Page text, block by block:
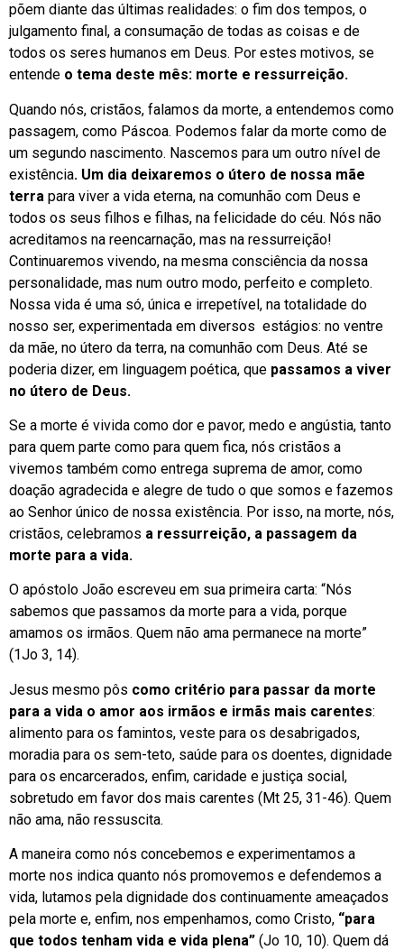
põem diante das últimas realidades: o fim dos tempos, o
julgamento final, a consumação de todas as coisas e de
todos os seres humanos em Deus. Por estes motivos, se
entende o tema deste mês: morte e ressurreição.
Quando nós, cristãos, falamos da morte, a entendemos como
passagem, como Páscoa. Podemos falar da morte como de
um segundo nascimento. Nascemos para um outro nível de
existência. Um dia deixaremos o útero de nossa mãe
terra para viver a vida eterna, na comunhão com Deus e
todos os seus filhos e filhas, na felicidade do céu. Nós não
acreditamos na reencarnação, mas na ressurreição!
Continuaremos vivendo, na mesma consciência da nossa
personalidade, mas num outro modo, perfeito e completo.
Nossa vida é uma só, única e irrepetível, na totalidade do
nosso ser, experimentada em diversos estágios: no ventre
da mãe, no útero da terra, na comunhão com Deus. Até se
poderia dizer, em linguagem poética, que passamos a viver
no útero de Deus.
Se a morte é vivida como dor e pavor, medo e angústia, tanto
para quem parte como para quem fica, nós cristãos a
vivemos também como entrega suprema de amor, como
doação agradecida e alegre de tudo o que somos e fazemos
ao Senhor único de nossa existência. Por isso, na morte, nós,
cristãos, celebramos a ressurreição, a passagem da
morte para a vida.
O apóstolo João escreveu em sua primeira carta: “Nós
sabemos que passamos da morte para a vida, porque
amamos os irmãos. Quem não ama permanece na morte”
(1Jo 3, 14).
Jesus mesmo pôs como critério para passar da morte
para a vida o amor aos irmãos e irmãs mais carentes:
alimento para os famintos, veste para os desabrigados,
moradia para os sem-teto, saúde para os doentes, dignidade
para os encarcerados, enfim, caridade e justiça social,
sobretudo em favor dos mais carentes (Mt 25, 31-46). Quem
não ama, não ressuscita.
A maneira como nós concebemos e experimentamos a
morte nos indica quanto nós promovemos e defendemos a
vida, lutamos pela dignidade dos continuamente ameaçados
pela morte e, enfim, nos empenhamos, como Cristo, “para
que todos tenham vida e vida plena” (Jo 10, 10). Quem dá